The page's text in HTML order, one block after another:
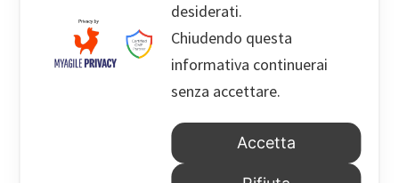
Tutela Del Debito. Richieste Di
Pagamento Da Società Finanziarie:
Come Tutelarsi Efficacemente?
Palermo, Mafia Ed Estorsioni Alla Noce:
desiderati.
Chiudendo questa
informativa continuerai
senza accettare.
Accetta